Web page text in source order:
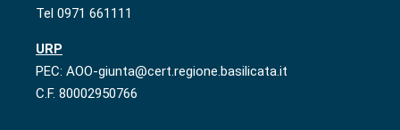
Tel 0971 661111
URP
PEC: AOO-giunta@cert.regione.basilicata.it
C.F. 80002950766